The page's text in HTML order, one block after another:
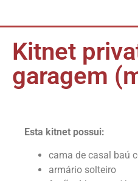
Kitnet
garagem
Esta kitnet possui:
cama de casal baú
armário solteiro